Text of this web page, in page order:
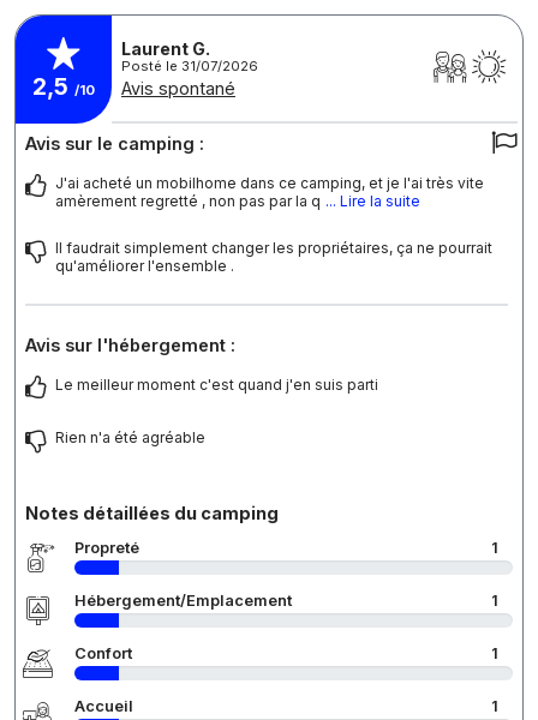
2,5 /10
Laurent G.
Posté le 31/07/2026
Avis spontané
Avis sur le camping :
J'ai acheté un mobilhome dans ce camping, et je l'ai très vite
amèrement regretté , non pas par la q ... Lire la suite
Il faudrait simplement changer les propriétaires, ça ne pourrait
qu'améliorer l'ensemble .
Avis sur l'hébergement :
Le meilleur moment c'est quand j'en suis parti
Rien n'a été agréable
Notes détaillées du camping
Propreté 1
Hébergement/Emplacement 1
Confort 1
Accueil 1